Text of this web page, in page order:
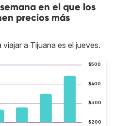
en el que los
precios más
a Tijuana es el jueves.
$200
$300
$400
$500